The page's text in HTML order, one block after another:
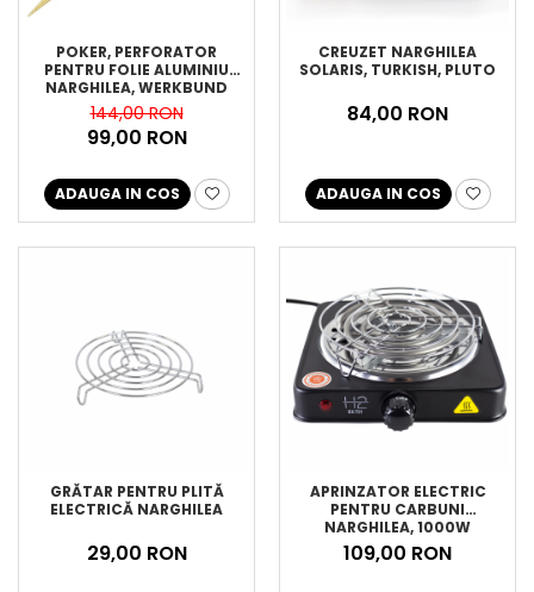
POKER, PERFORATOR
PENTRU FOLIE ALUMINIU
NARGHILEA, WERKBUND
144,00 RON
99,00 RON
ADAUGA IN COS
CREUZET NARGHILEA
SOLARIS, TURKISH, PLUTO
84,00 RON
ADAUGA IN COS
GRĂTAR PENTRU PLITĂ
ELECTRICĂ NARGHILEA
29,00 RON
APRINZATOR ELECTRIC
PENTRU CARBUNI
NARGHILEA, 1000W
109,00 RON